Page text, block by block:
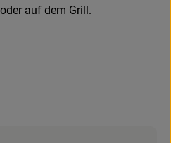
auf dem Grill.